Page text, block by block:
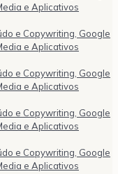
e Aplicativos
e Copywriting, Google
e Aplicativos
e Copywriting, Google
e Aplicativos
e Copywriting, Google
e Aplicativos
e Copywriting, Google
e Aplicativos